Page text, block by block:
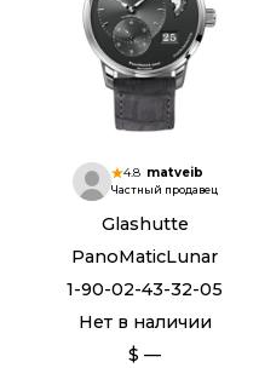
4.8 matveib
Частный продавец
Glashutte
PanoMaticLunar
1-90-02-43-32-05
Нет в наличии
$ —